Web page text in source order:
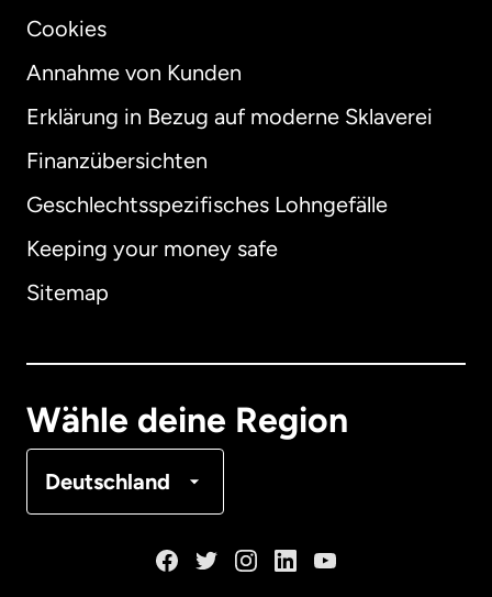
Cookies
Annahme von Kunden
Erklärung in Bezug auf moderne Sklaverei
Finanzübersichten
Geschlechtsspezifisches Lohngefälle
Keeping your money safe
Sitemap
Wähle deine Region
Deutschland
International English
Australien